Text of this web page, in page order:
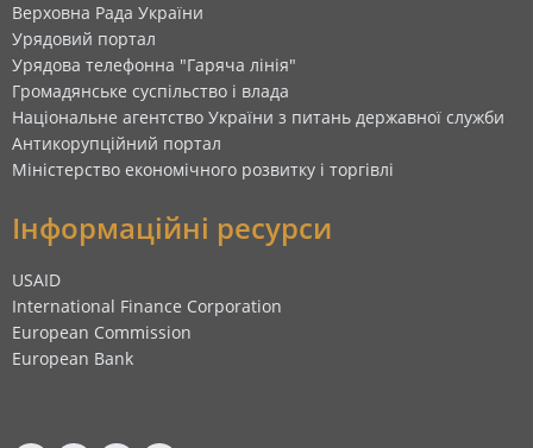
Верховна Рада України
Урядовий портал
Урядова телефонна "Гаряча лінія"
Громадянське суспільство і влада
Національне агентство України з питань державної служби
Антикорупційний портал
Міністерство економічного розвитку і торгівлі
Інформаційні ресурси
USAID
International Finance Corporation
European Commission
European Bank